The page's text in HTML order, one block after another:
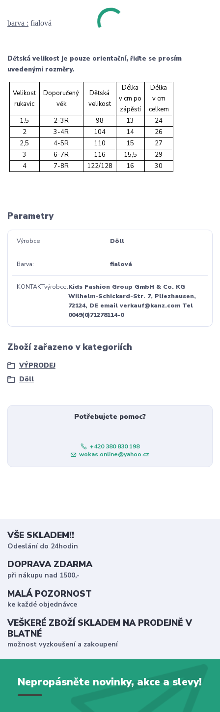
barva : fialová
Dětská velikost je pouze orientační, řiďte se prosím
uvedenými rozměry.
Velikost
rukavic
Doporučený
věk
Dětská
velikost
Délka
v cm po
zápěstí
Délka
v cm
celkem
1.5
2-3R 98 13
24
2
3-4R 104 14
26
2,5
4-5R 110 15
27
3
6-7R 116 15,5
29
4
7-8R 122/128 16 30
Parametry
Výrobce Döll
Barva fialová
KONTAKTvýrobce Kids Fashion Group GmbH & Co. KG
Wilhelm-Schickard-Str. 7, Pliezhausen,
72124, DE email verkauf@kanz.com Tel
0049(0)71278114-0
Zboží zařazeno v kategoriích
VÝPRODEJ
Döll
Potřebujete pomoc?
+420 380 830 198
wokas.online@yahoo.cz
VŠE SKLADEM!!
Odeslání do 24hodin
DOPRAVA ZDARMA
při nákupu nad 1500,-
MALÁ POZORNOST
ke každé objednávce
VEŠKERÉ ZBOŽÍ SKLADEM NA PRODEJNĚ V
BLATNÉ
možnost vyzkoušení a zakoupení
Nepropásněte novinky, akce a slevy!